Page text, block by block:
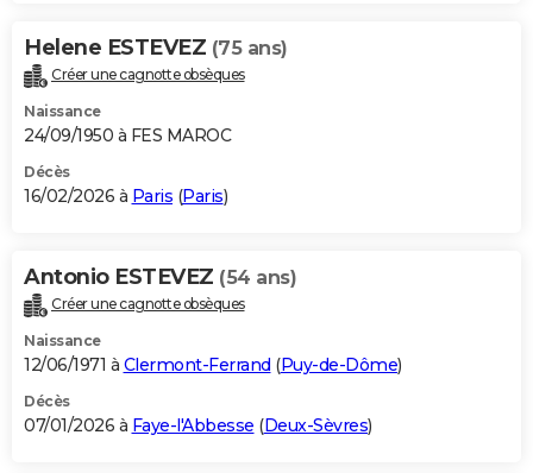
Bricolage
Lifestyle
Culture
Sport
Auto
Television
Voyage
Cinema
Helene ESTEVEZ (75 ans)
Créer une cagnotte obsèques
Naissance
24/09/1950 à FES MAROC
Décès
16/02/2026 à Paris (Paris)
Antonio ESTEVEZ (54 ans)
Créer une cagnotte obsèques
Naissance
12/06/1971 à Clermont-Ferrand (Puy-de-Dôme)
Décès
07/01/2026 à Faye-l'Abbesse (Deux-Sèvres)